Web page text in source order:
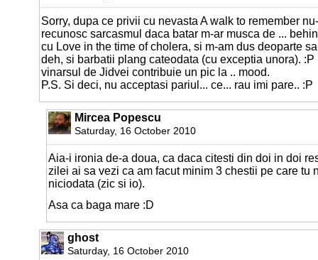
Sorry, dupa ce privii cu nevasta A walk to remember
recunosc sarcasmul daca batar m-ar musca de ...
cu Love in the time of cholera, si m-am dus deoparte
deh, si barbatii plang cateodata (cu exceptia unora). :P
vinarsul de Jidvei contribuie un pic la .. mood.
P.S. Si deci, nu acceptasi pariul... ce... rau imi pare.. :P
Mircea Popescu
Saturday, 16 October 2010
Aia-i ironia de-a doua, ca daca citesti din doi in doi
zilei ai sa vezi ca am facut minim 3 chestii pe care tu
niciodata (zic si io).
Asa ca baga mare :D
ghost
Saturday, 16 October 2010